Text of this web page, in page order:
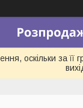
оскільки за